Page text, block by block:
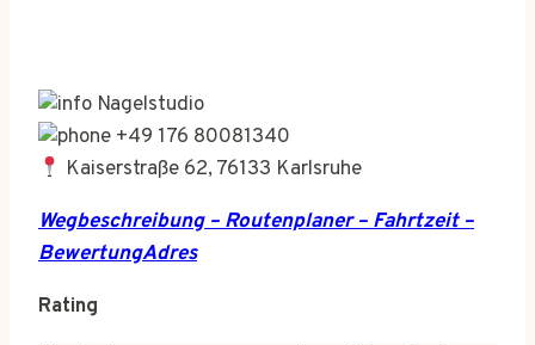
Nagelstudio
+49 176 80081340
Kaiserstraße 62, 76133 Karlsruhe
Wegbeschreibung – Routenplaner – Fahrtzeit –
BewertungAdres
Rating